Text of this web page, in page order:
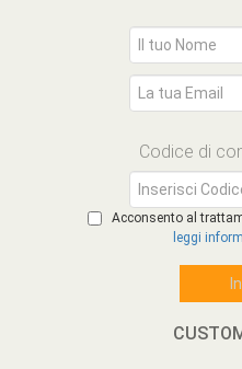
Codice di
Acconsento al
leggi